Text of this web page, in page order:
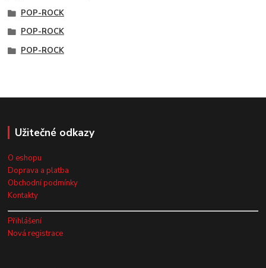
POP-ROCK
POP-ROCK
POP-ROCK
Užitečné odkazy
O eshopu
Doprava a platba
Obchodní podmínky
Kontakty
Přihlášení
Nová registrace